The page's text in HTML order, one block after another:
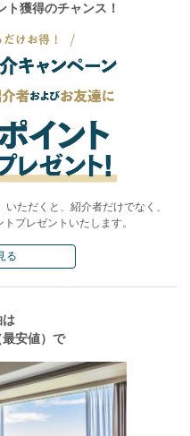
ト獲得のチャンス！
ただくと、紹介者だけでなく、
プレゼントいたします。
る
は
安値）で